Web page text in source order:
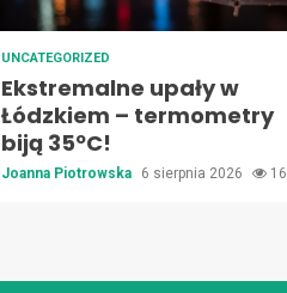
UNCATEGORIZED
Ekstremalne upały w
Łódzkiem – termometry
biją 35ºC!
Joanna Piotrowska 6 sierpnia 2026 16